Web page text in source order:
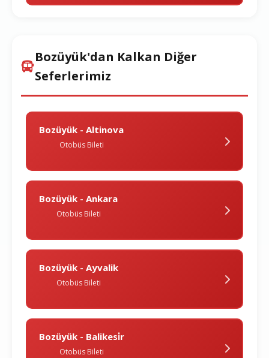
Bozüyük'dan Kalkan Diğer
Seferlerimiz
Bozüyük - Altinova
Otobüs Bileti
Bozüyük - Ankara
Otobüs Bileti
Bozüyük - Ayvalik
Otobüs Bileti
Bozüyük - Balikesi̇r
Otobüs Bileti